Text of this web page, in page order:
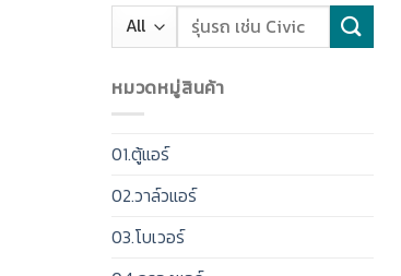
หมวดหมู่สินค้า
01.ตู้แอร์
02.วาล์วแอร์
03.โบเวอร์